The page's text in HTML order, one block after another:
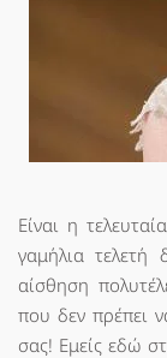
Είναι η
γαμήλια
αίσθηση
που δεν πρέπει
σας! Εμείς εδώ